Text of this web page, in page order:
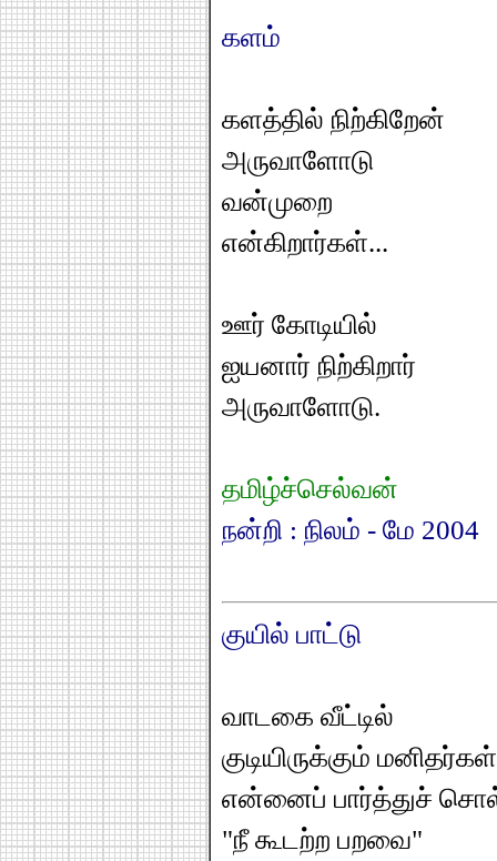
களம்
களத்தில் நிற்கிறேன்
அருவாளோடு
வன்முறை
என்கிறார்கள்...
ஊர் கோடியில்
ஐயனார் நிற்கிறார்
அருவாளோடு.
தமிழ்ச்செல்வன்
நன்றி : நிலம் - மே 2004
குயில் பாட்டு
வாடகை வீட்டில்
குடியிருக்கும் மனிதர்கள்
என்னைப் பார்த்துச்
"நீ கூடற்ற பறவை"